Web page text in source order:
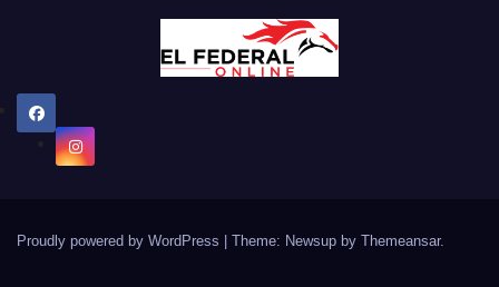
Proudly powered by WordPress Theme: Newsup by Themeansar.